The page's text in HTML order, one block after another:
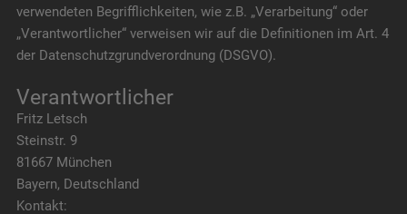
verwendeten Begrifflichkeiten, wie z.B. „Verarbeitung“ oder
„Verantwortlicher“ verweisen wir auf die Definitionen im Art. 4
der Datenschutzgrundverordnung (DSGVO).
Verantwortlicher
Fritz Letsch
Steinstr. 9
81667 München
Bayern, Deutschland
Kontakt: